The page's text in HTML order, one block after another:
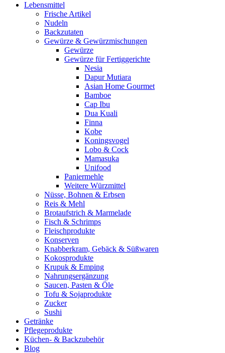
Lebensmittel
Frische Artikel
Nudeln
Backzutaten
Gewürze & Gewürzmischungen
Gewürze
Gewürze für Fertiggerichte
Nesia
Dapur Mutiara
Asian Home Gourmet
Bamboe
Cap Ibu
Dua Kuali
Finna
Kobe
Koningsvogel
Lobo & Cock
Mamasuka
Unifood
Paniermehle
Weitere Würzmittel
Nüsse, Bohnen & Erbsen
Reis & Mehl
Brotaufstrich & Marmelade
Fisch & Schrimps
Fleischprodukte
Konserven
Knabberkram, Gebäck & Süßwaren
Kokosprodukte
Krupuk & Emping
Nahrungsergänzung
Saucen, Pasten & Öle
Tofu & Sojaprodukte
Zucker
Sushi
Getränke
Pflegeprodukte
Küchen- & Backzubehör
Blog